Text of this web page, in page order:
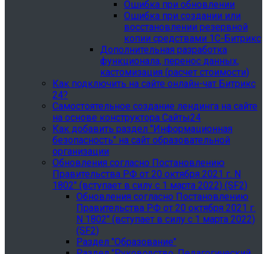
Ошибка при обновлении
Ошибка при создании или
восстановлении резервной
копии средствами 1С-Битрикс
Дополнительная разработка
функционала, перенос данных,
кастомизация (расчет стоимости)
Как подключить на сайте онлайн-чат Битрикс
24?
Самостоятельное создание лендинга на сайте
на основе конструктора Сайты24
Как добавить раздел "Информационная
безопасность" на сайт образовательной
организации
Обновления согласно Постановлению
Правительства РФ от 20 октября 2021 г. N
1802" (вступает в силу с 1 марта 2022) (SF2)
Обновления согласно Постановлению
Правительства РФ от 20 октября 2021 г.
N 1802" (вступает в силу с 1 марта 2022)
(SF2)
Раздел "Образование"